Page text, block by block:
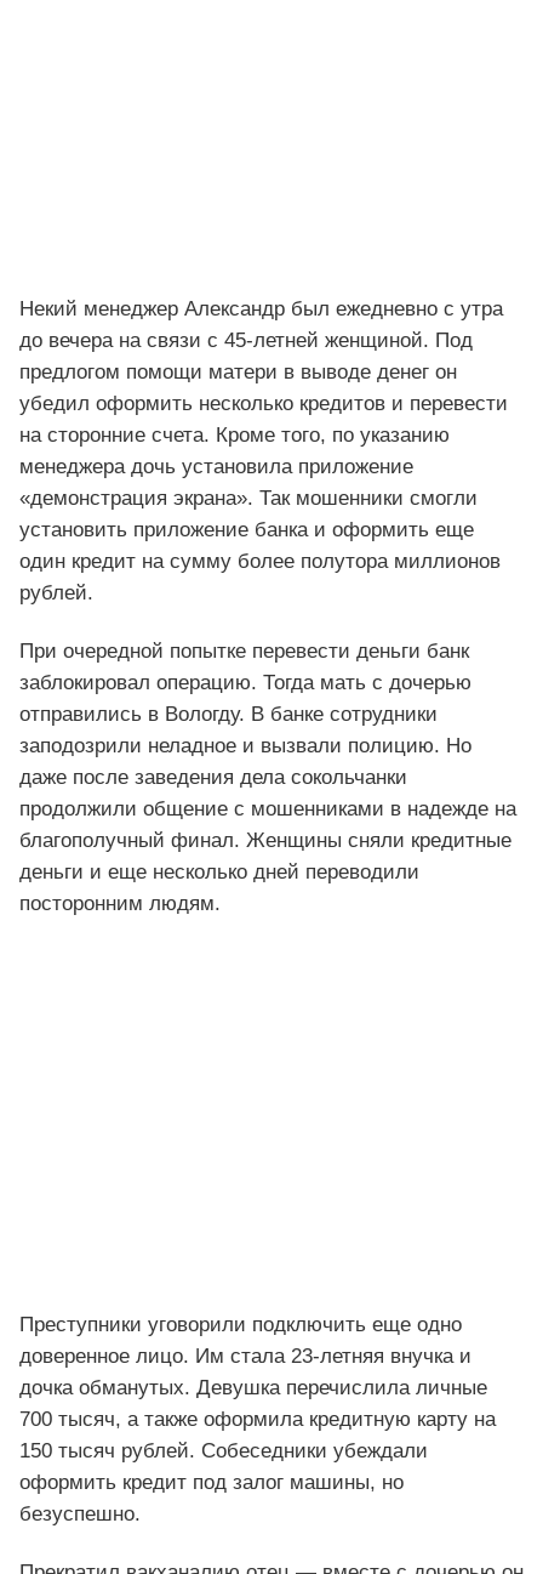
Некий менеджер Александр был ежедневно с утра
до вечера на связи с 45-летней женщиной. Под
предлогом помощи матери в выводе денег он
убедил оформить несколько кредитов и перевести
на сторонние счета. Кроме того, по указанию
менеджера дочь установила приложение
«демонстрация экрана». Так мошенники смогли
установить приложение банка и оформить еще
один кредит на сумму более полутора миллионов
рублей.
При очередной попытке перевести деньги банк
заблокировал операцию. Тогда мать с дочерью
отправились в Вологду. В банке сотрудники
заподозрили неладное и вызвали полицию. Но
даже после заведения дела сокольчанки
продолжили общение с мошенниками в надежде на
благополучный финал. Женщины сняли кредитные
деньги и еще несколько дней переводили
посторонним людям.
Преступники уговорили подключить еще одно
доверенное лицо. Им стала 23-летняя внучка и
дочка обманутых. Девушка перечислила личные
700 тысяч, а также оформила кредитную карту на
150 тысяч рублей. Собеседники убеждали
оформить кредит под залог машины, но
безуспешно.